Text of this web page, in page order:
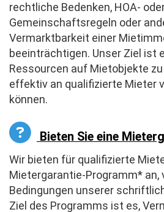
rechtliche Bedenken, HOA-
Gemeinschaftsregeln oder
Vermarktbarkeit einer
beeinträchtigen. Unser Ziel ist
Ressourcen auf Mietobjekte
effektiv an qualifizierte Mieter
können.
Bieten Sie eine
Wir bieten für qualifizierte
Mietergarantie-Programm* an,
Bedingungen unserer
Ziel des Programms ist es,